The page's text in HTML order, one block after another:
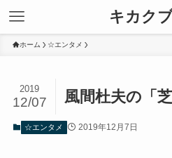
キカク
ホーム ☆エンタメ
風間杜夫の「
2019
12/07
☆エンタメ 2019年12月7日